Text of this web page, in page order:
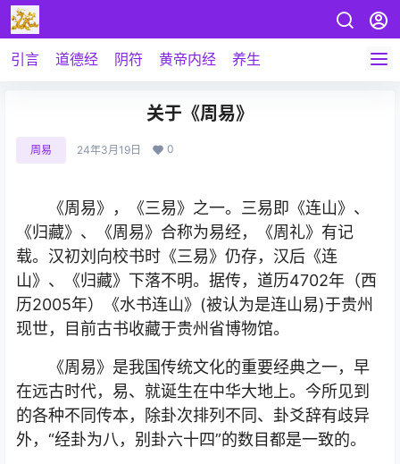
引言 道德经 阴符 黄帝内经 养生
关于《周易》
周易 24年3月19日 0
《周易》，《三易》之一。三易即《连山》、
《归藏》、《周易》合称为易经，《周礼》有记
载。汉初刘向校书时《三易》仍存，汉后《连
山》、《归藏》下落不明。据传，道历4702年（西
历2005年）《水书连山》(被认为是连山易)于贵州
现世，目前古书收藏于贵州省博物馆。
《周易》是我国传统文化的重要经典之一，早
在远古时代，易、就诞生在中华大地上。今所见到
的各种不同传本，除卦次排列不同、卦爻辞有歧异
外，“经卦为八，别卦六十四”的数目都是一致的。